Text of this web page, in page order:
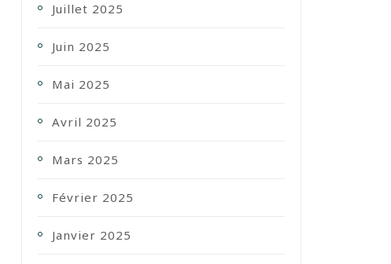
Juillet 2025
Juin 2025
Mai 2025
Avril 2025
Mars 2025
Février 2025
Janvier 2025